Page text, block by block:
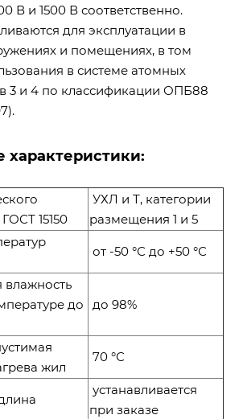
В и 1500 В соответственно.
для эксплуатации в
и помещениях, в том
в системе атомных
3 и 4 по классификации ОПБ88
характеристики:
15150
УХЛ и Т, категории
размещения 1 и 5
от -50 °С до +50 °С
влажность
до
до 98%
жил
70 °С
устанавливается
при заказе